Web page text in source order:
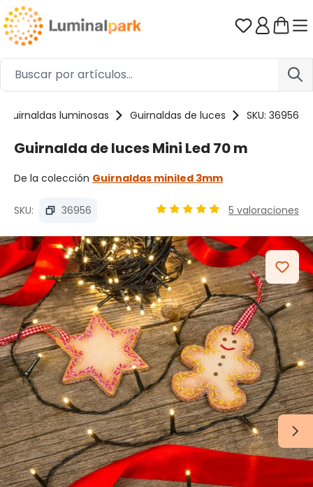
Saltar al contenido principal Tienes 0
Guirnaldas luminosas Guirnaldas de luces SKU: 36956
Guirnalda de luces Mini Led 70 m
De la colección Guirnaldas miniled 3mm
SKU: 36956 5 valoraciones
Omitir galería de imágenes